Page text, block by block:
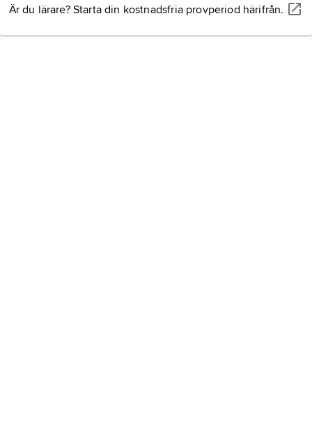
Är du lärare? Starta din kostnadsfria provperiod härifrån.